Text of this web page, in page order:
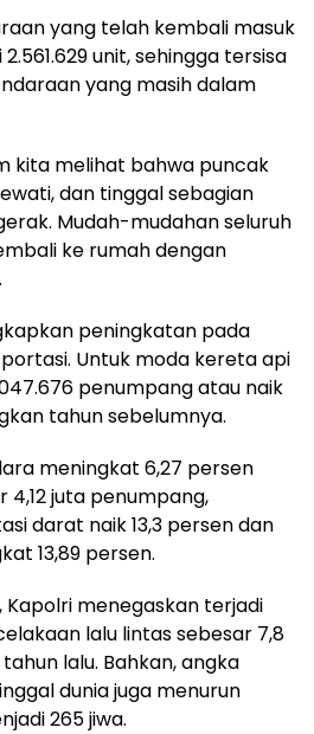
yang telah kembali masuk
unit, sehingga tersisa
yang masih dalam
kita melihat bahwa puncak
dan tinggal sebagian
Mudah-mudahan seluruh
ke rumah dengan
peningkatan pada
Untuk moda kereta api
penumpang atau naik
tahun sebelumnya.
meningkat 6,27 persen
4,12 juta penumpang,
darat naik 13,3 persen dan
13,89 persen.
Kapolri menegaskan terjadi
lalu lintas sebesar 7,8
lalu. Bahkan, angka
dunia juga menurun
265 jiwa.